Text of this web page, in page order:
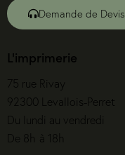
Demande de Devis
L'imprimerie
75 rue Rivay
92300 Levallois-Perret
Du lundi au vendredi
De 8h à 18h